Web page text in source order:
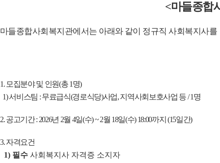
<마들종합
마들종합사회복지관에서는 아래와 같이 정규직 사회복지사를
1.모집분야 및 인원(총1명)
1)서비스팀 :무료급식(경로식당)사업,지역사회보호사업 등/ 1명
2.공고기간: 2026년 2월 4일(수) ~ 2월 18일(수) 18:00까지(15일간)
3.자격요건
1) 필수 사회복지사 자격증 소지자